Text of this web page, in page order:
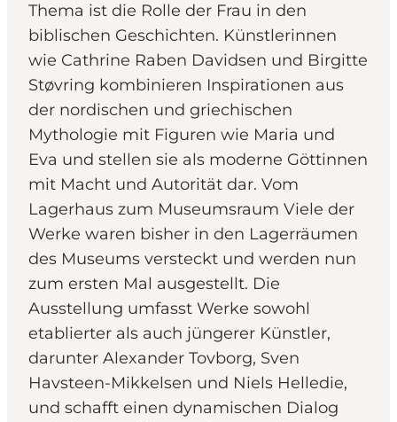
Thema ist die Rolle der Frau in den
biblischen Geschichten. Künstlerinnen
wie Cathrine Raben Davidsen und Birgitte
Støvring kombinieren Inspirationen aus
der nordischen und griechischen
Mythologie mit Figuren wie Maria und
Eva und stellen sie als moderne Göttinnen
mit Macht und Autorität dar. Vom
Lagerhaus zum Museumsraum Viele der
Werke waren bisher in den Lagerräumen
des Museums versteckt und werden nun
zum ersten Mal ausgestellt. Die
Ausstellung umfasst Werke sowohl
etablierter als auch jüngerer Künstler,
darunter Alexander Tovborg, Sven
Havsteen-Mikkelsen und Niels Helledie,
und schafft einen dynamischen Dialog